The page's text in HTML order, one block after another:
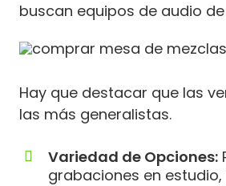
buscan equipos de audio
Hay que destacar que las
las más generalistas.
Variedad de Opciones:
grabaciones en